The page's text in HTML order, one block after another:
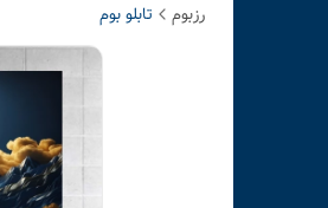
رزبوم تابلو بوم